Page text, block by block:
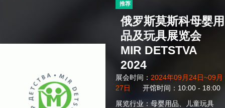
推荐
俄罗斯莫斯科母婴用
品及玩具展览会
MIR DETSTVA
2024
展会时间： 2024年09月24日~09月
27日
开馆时间：10:00 - 18:00
展览行业：母婴用品、儿童玩具